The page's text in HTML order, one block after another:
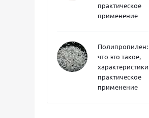
практическое
применение
Полипропилен:
что это такое,
характеристики,
практическое
применение